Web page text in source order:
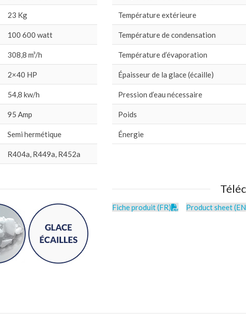
23 Kg
100 600 watt
308,8 m³/h
2×40 HP
54,8 kw/h
95 Amp
Semi hermétique
R404a, R449a, R452a
Température extérieure
Température de condensation
Température d’évaporation
Épaisseur de la glace (écaille)
Pression d’eau nécessaire
Poids
Énergie
Fiche produit (FR) Product sheet